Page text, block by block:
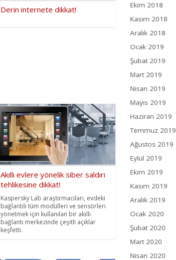
Derin internete dikkat!
Akıllı evlere yönelik siber saldırı
tehlikesine dikkat!
Kaspersky Lab araştırmacıları, evdeki
bağlantılı tüm modülleri ve sensörleri
yönetmek için kullanılan bir akıllı
bağlantı merkezinde çeşitli açıklar
keşfetti.
Ekim 2018
Kasım 2018
Aralık 2018
Ocak 2019
Şubat 2019
Mart 2019
Nisan 2019
Mayıs 2019
Haziran 2019
Temmuz 2019
Ağustos 2019
Eylül 2019
Ekim 2019
Kasım 2019
Aralık 2019
Ocak 2020
Şubat 2020
Mart 2020
Nisan 2020